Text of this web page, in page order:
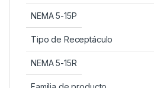
NEMA 5-15P
Tipo de Receptáculo
NEMA 5-15R